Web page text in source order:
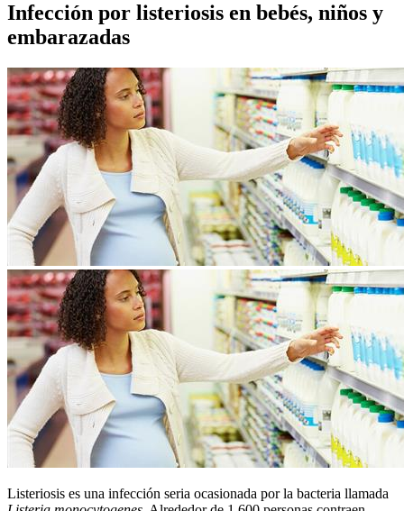
Infección por listeriosis en bebés, niños y
embarazadas
Listeriosis es una infección seria ocasionad​​a por la bacteria llamada